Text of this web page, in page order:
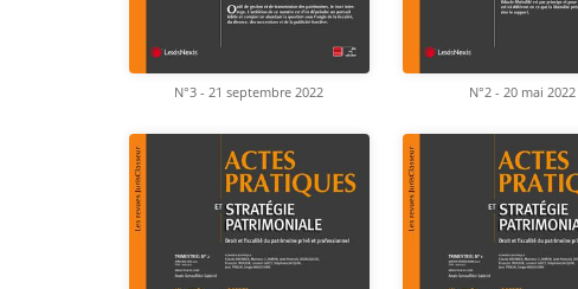
N°3 - 21 septembre 2022 N°2 - 20 mai 2022